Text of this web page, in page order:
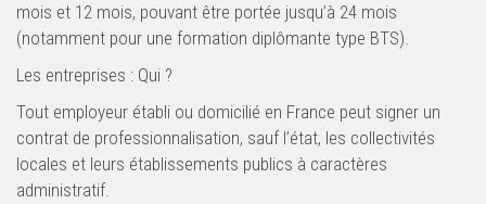
mois et 12 mois, pouvant être portée jusqu’à 24 mois
(notamment pour une formation diplômante type BTS).
Les entreprises : Qui ?
Tout employeur établi ou domicilié en France peut signer un
contrat de professionnalisation, sauf l’état, les collectivités
locales et leurs établissements publics à caractères
administratif.